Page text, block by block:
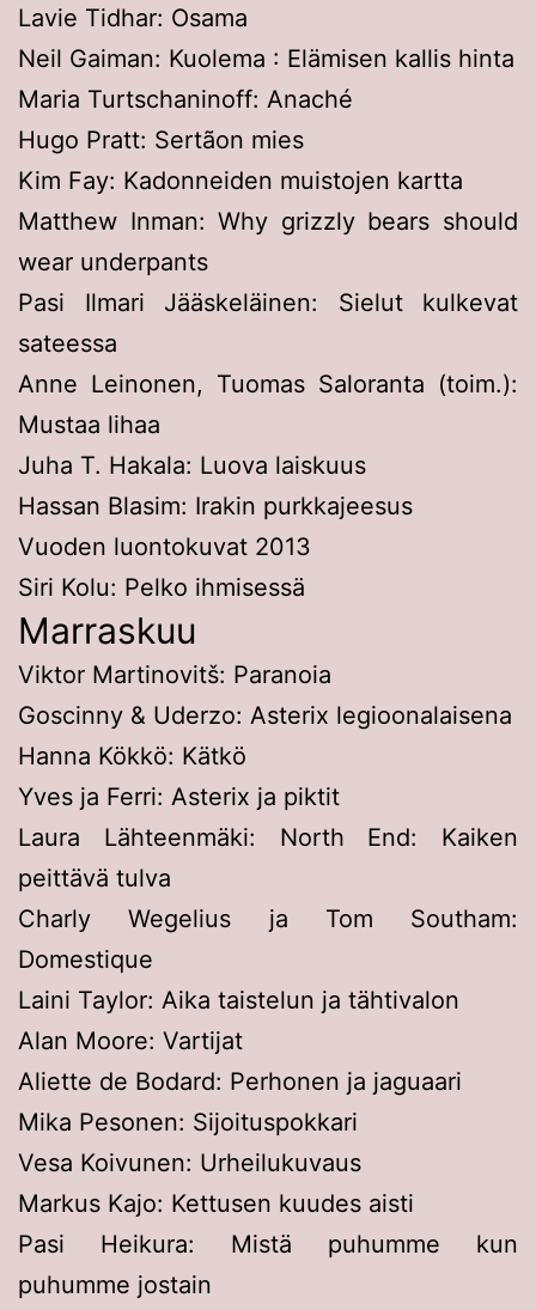
Lavie Tidhar: Osama
Neil Gaiman: Kuolema : Elämisen kallis hinta
Maria Turtschaninoff: Anaché
Hugo Pratt: Sertãon mies
Kim Fay: Kadonneiden muistojen kartta
Matthew Inman: Why grizzly bears should
wear underpants
Pasi Ilmari Jääskeläinen: Sielut kulkevat
sateessa
Anne Leinonen, Tuomas Saloranta (toim.):
Mustaa lihaa
Juha T. Hakala: Luova laiskuus
Hassan Blasim: Irakin purkkajeesus
Vuoden luontokuvat 2013
Siri Kolu: Pelko ihmisessä
Marraskuu
Viktor Martinovitš: Paranoia
Goscinny & Uderzo: Asterix legioonalaisena
Hanna Kökkö: Kätkö
Yves ja Ferri: Asterix ja piktit
Laura Lähteenmäki: North End: Kaiken
peittävä tulva
Charly Wegelius ja Tom Southam:
Domestique
Laini Taylor: Aika taistelun ja tähtivalon
Alan Moore: Vartijat
Aliette de Bodard: Perhonen ja jaguaari
Mika Pesonen: Sijoituspokkari
Vesa Koivunen: Urheilukuvaus
Markus Kajo: Kettusen kuudes aisti
Pasi Heikura: Mistä puhumme kun
puhumme jostain